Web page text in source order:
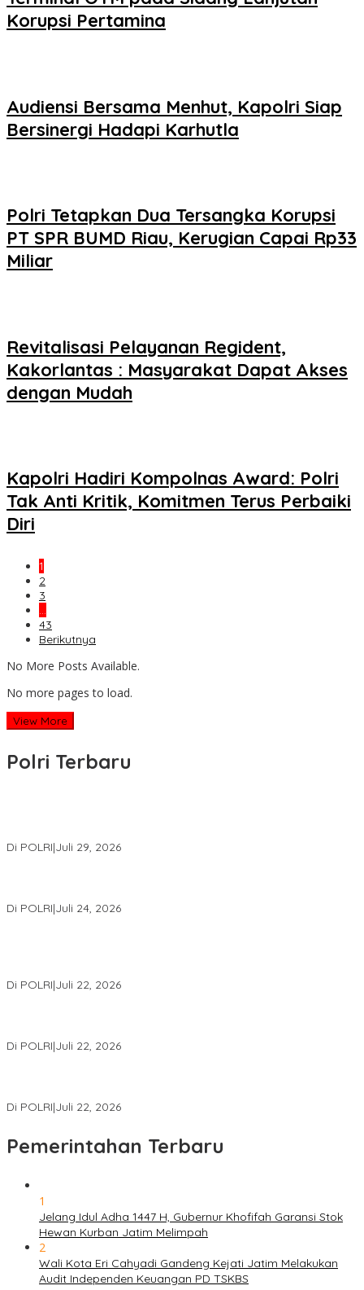
Korupsi Pertamina
Audiensi Bersama Menhut, Kapolri Siap
Bersinergi Hadapi Karhutla
Polri Tetapkan Dua Tersangka Korupsi
PT SPR BUMD Riau, Kerugian Capai Rp33
Miliar
Revitalisasi Pelayanan Regident,
Kakorlantas : Masyarakat Dapat Akses
dengan Mudah
Kapolri Hadiri Kompolnas Award: Polri
Tak Anti Kritik, Komitmen Terus Perbaiki
Diri
1
2
3
…
43
Berikutnya
No More Posts Available.
No more pages to load.
View More
Polri Terbaru
Di POLRI|Juli 29, 2026
Di POLRI|Juli 24, 2026
Di POLRI|Juli 22, 2026
Di POLRI|Juli 22, 2026
Di POLRI|Juli 22, 2026
Pemerintahan Terbaru
1
Jelang Idul Adha 1447 H, Gubernur Khofifah Garansi Stok
Hewan Kurban Jatim Melimpah
2
Wali Kota Eri Cahyadi Gandeng Kejati Jatim Melakukan
Audit Independen Keuangan PD TSKBS